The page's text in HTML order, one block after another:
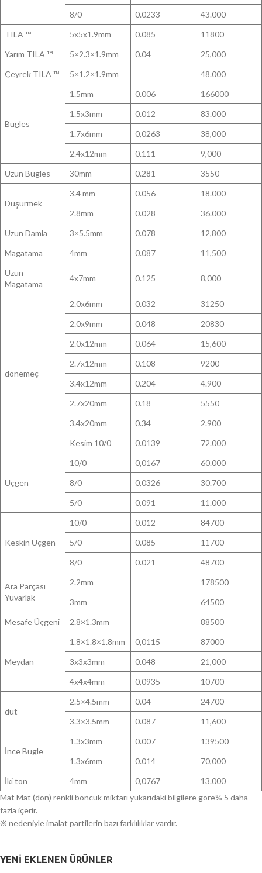
8/0
0.0233
43.000
TILA ™
5x5x1.9mm 0.085
11800
Yarım TILA ™
5×2.3×1.9mm 0.04
25,000
Çeyrek TILA ™
5×1.2×1.9mm 48.000
Bugles
1.5mm 0.006
166000
1.5x3mm
0.012
83.000
1.7x6mm
0,0263
38,000
2.4x12mm
0.111
9,000
Uzun Bugles
30mm 0.281 3550
Düşürmek
3.4 mm 0.056
18.000
2.8mm
0.028
36.000
Uzun Damla
3×5.5mm 0.078
12,800
Magatama
4mm 0.087
11,500
Uzun
Magatama
4x7mm 0.125 8,000
dönemeç
2.0x6mm 0.032
31250
2.0x9mm
0.048
20830
2.0x12mm
0.064
15,600
2.7x12mm
0.108
9200
3.4x12mm
0.204
4.900
2.7x20mm
0.18
5550
3.4x20mm
0.34
2.900
Kesim 10/0
0.0139 72.000
Üçgen
10/0 0,0167
60.000
8/0
0,0326
30.700
5/0
0,091 11.000
Keskin Üçgen
10/0 0.012
84700
5/0
0.085
11700
8/0
0.021 48700
Ara Parçası
Yuvarlak
2.2mm
178500
3mm
64500
Mesafe Üçgeni
2.8×1.3mm 88500
Meydan
1.8×1.8×1.8mm 0,0115
87000
3x3x3mm
0.048
21,000
4x4x4mm
0,0935 10700
dut
2.5×4.5mm 0.04
24700
3.3×3.5mm
0.087 11,600
İnce Bugle
1.3x3mm 0.007
139500
1.3x6mm
0.014
70,000
İki ton
4mm 0,0767
13.000
Mat Mat (don) renkli boncuk miktarı yukarıdaki bilgilere göre% 5 daha
fazla içerir.
※ nedeniyle imalat partilerin bazı farklılıklar vardır.
YENI EKLENEN ÜRÜNLER